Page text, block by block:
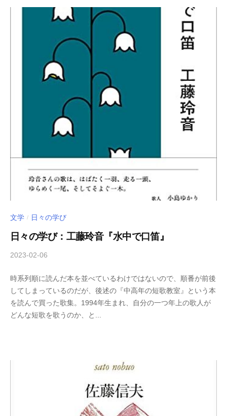
文学 / 日々の学び
日々の学び：工藤玲音『水中で口笛』
2023-02-06
木
下
倖
一
件
の
コ
メ
時系列順に読んだ本を並べているわけではないので、順番が前後
してしまっているのだが、後述の『中高年の短歌教室』という本
を読んで買った歌集。1994年生まれ、自分の一つ年上の歌人が
どんな短歌を歌うのか、と...